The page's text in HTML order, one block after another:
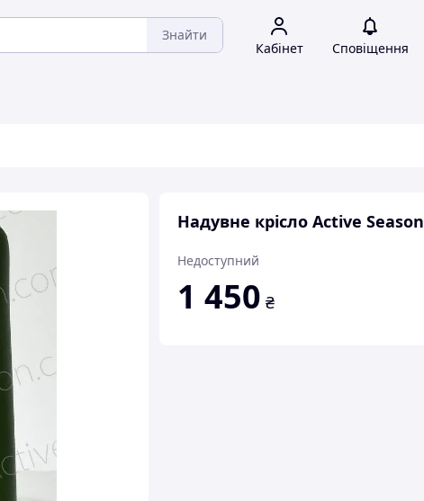
Знайти
Кабінет Сповіщення
Надувне крісло Active Season
Недоступний
1 450 ₴